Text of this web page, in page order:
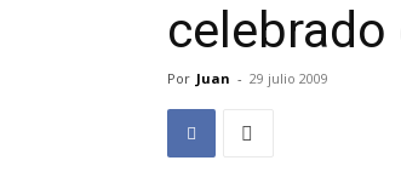
Por Juan - 29 julio 2009